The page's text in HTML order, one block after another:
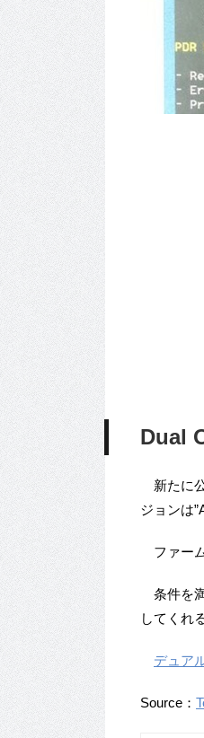
Dual
新たに
ジョンは
ファー
条件を
してくれ
デュア
Source：